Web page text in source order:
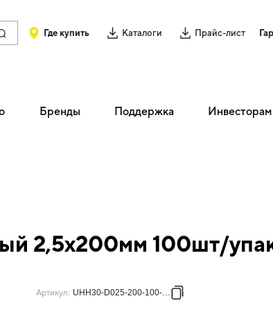
Где купить Каталоги Прайс-лист
Бренды Поддержка Инвесторам
2,5х200мм 100шт/
Артикул: UHH30-D025-200-100-K01